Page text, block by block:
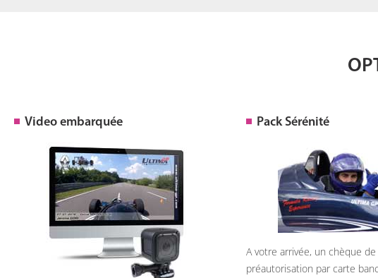
Video embarquée Pack Sérénité
A votre arrivée, un chèque
préautorisation par carte